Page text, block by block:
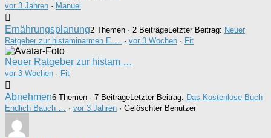
vor 3 Jahren · Manuel
Ernährungsplanung2 Themen · 2 BeiträgeLetzter Beitrag: Neuer
Ratgeber zur histaminarmen E …
· vor 3 Wochen · Fit
Neuer Ratgeber zur histam …
vor 3 Wochen · Fit
Abnehmen6 Themen · 7 BeiträgeLetzter Beitrag: Das Kostenlose Buch
Endlich Bauch …
· vor 3 Jahren · Gelöschter Benutzer